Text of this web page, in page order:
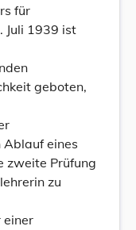
für
Juli 1939 ist
geboten,
Ablauf eines
zweite Prüfung
zu
einer